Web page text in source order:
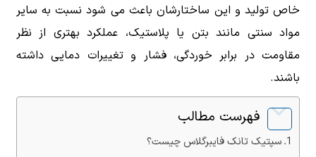
خاص تولید و این ساختارشان باعث می شود نسبت به سایر
مواد سنتی مانند بتن یا پلاستیک، عملکرد بهتری از نظر
مقاومت در برابر خوردگی، فشار و تغییرات دمایی داشته
باشند.
فهرست مطالب
سپتیک تانک فایبرگلاس چیست؟